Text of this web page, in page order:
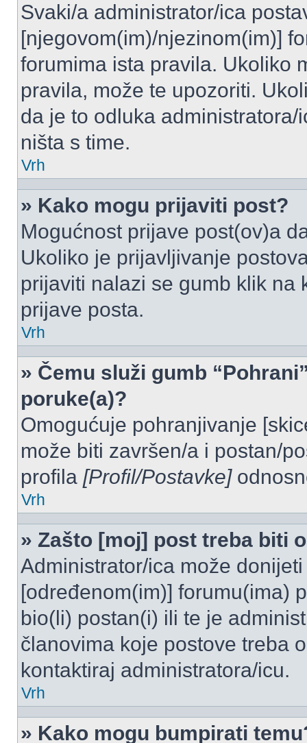
Svaki/a administrator/ica
[njegovom(im)/njezinom(im)]
forumima ista pravila. Ukoliko
pravila, može te upozoriti.
da je to odluka
ništa s time.
Vrh
» Kako mogu prijaviti post?
Mogućnost prijave post(ov)a
Ukoliko je prijavljivanje
prijaviti nalazi se gumb klik na
prijave posta.
Vrh
» Čemu služi gumb
poruke(a)?
Omogućuje pohranjivanje
može biti završen/a i postan/
profila [Profil/Postavke]
Vrh
» Zašto [moj] post treba biti
Administrator/ica može
[određenom(im)] forumu(ima)
bio(li) postan(i) ili te je
članovima koje postove treba
kontaktiraj administratora/icu.
Vrh
» Kako mogu bumpirati